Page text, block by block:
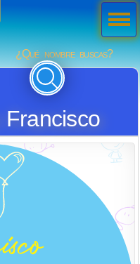
¿Qué nombre buscas?
Men
ú